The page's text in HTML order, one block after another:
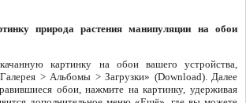
природа растения манипуляции на обои
картинку на обои вашего устройства,
> Альбомы > Загрузки» (Download). Далее
обои, нажмите на картинку, удерживая